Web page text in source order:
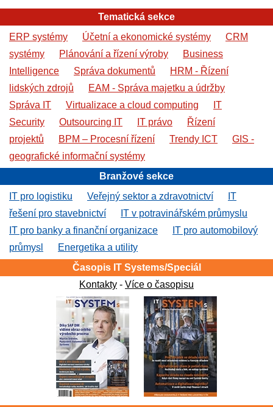
Tematická sekce
ERP systémy
Účetní a ekonomické systémy
CRM
systémy
Plánování a řízení výroby
Business
Intelligence
Správa dokumentů
HRM - Řízení
lidských zdrojů
EAM - Správa majetku a údržby
Správa IT
Virtualizace a cloud computing
IT
Security
Outsourcing IT IT právo
Řízení
projektů
BPM – Procesní řízení Trendy ICT
GIS -
geografické informační systémy
Branžové sekce
IT pro logistiku
Veřejný sektor a zdravotnictví
IT
řešení pro stavebnictví
IT v potravinářském průmyslu
IT pro banky a finanční organizace
IT pro automobilový
průmysl
Energetika a utility
Časopis IT Systems/Speciál
Kontakty - Více o časopisu